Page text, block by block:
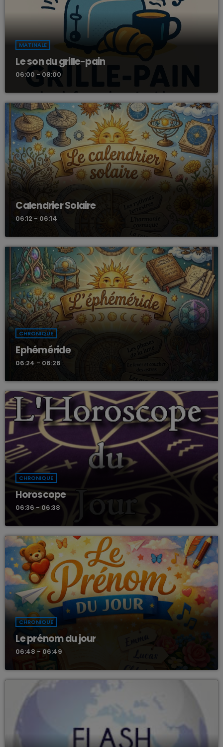
MATINALE
Le son du grille-pain
06:00 - 08:00
Calendrier Solaire
06:12 - 06:14
CHRONIQUE
Ephéméride
06:24 - 06:26
CHRONIQUE
Horoscope
06:36 - 06:38
CHRONIQUE
Le prénom du jour
06:48 - 06:49